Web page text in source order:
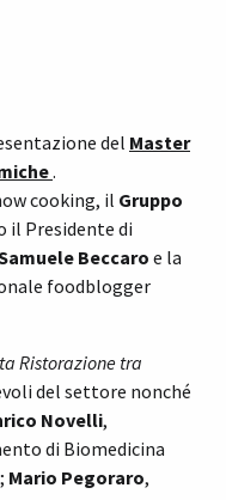
del Master
.
cooking, il Gruppo
il Presidente di
Beccaro e la
foodblogger
Ristorazione tra
del settore nonché
Novelli,
di Biomedicina
Mario Pegoraro,